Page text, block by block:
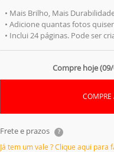
• Mais Brilho, Mais
• Adicione quantas fotos
• Inclui 24 páginas. Pode ser
Compre hoje
COMPRE
Frete e prazos ?
Já tem um vale ? Clique aqui para